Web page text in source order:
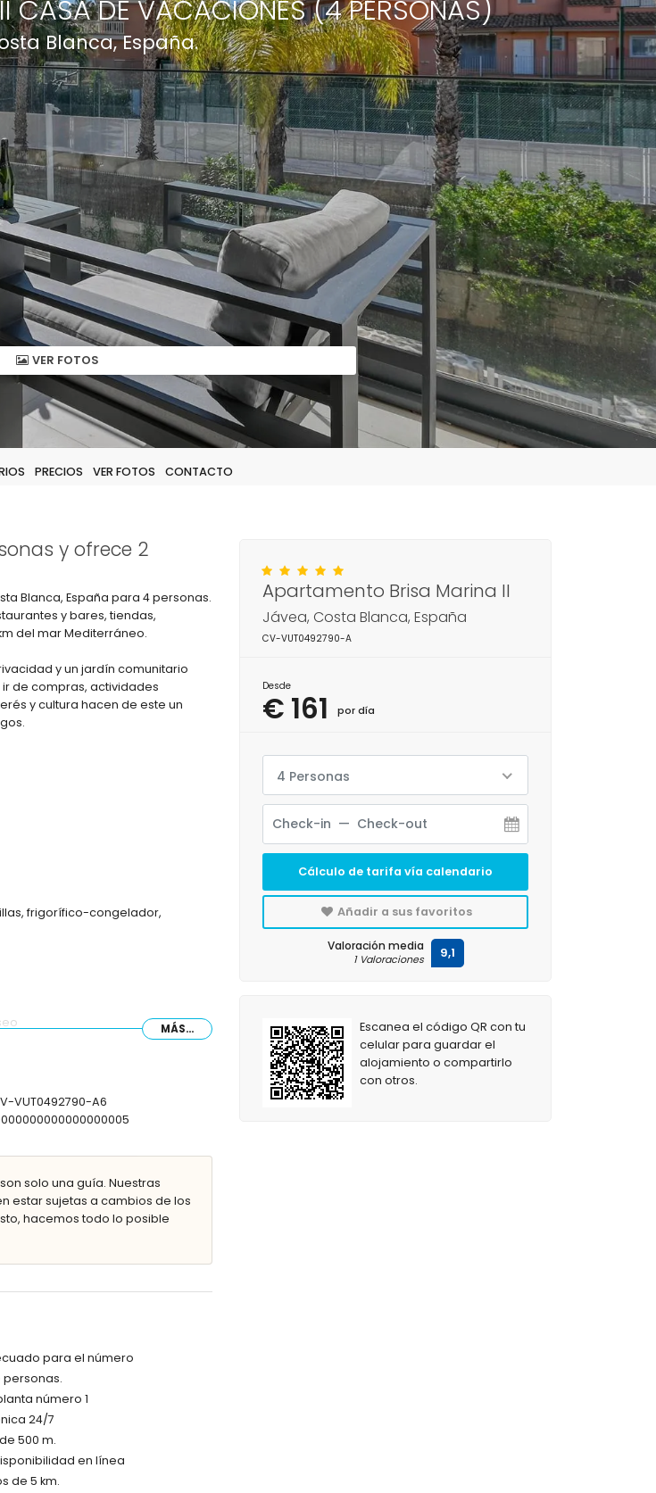
CASA DE VACACIONES (4 PERSONAS)
Blanca, España.
VER FOTOS
PRECIOS VER FOTOS CONTACTO
y ofrece 2
Blanca, España para 4 personas.
y bares, tiendas,
del mar Mediterráneo.
y un jardín comunitario
de compras, actividades
y cultura hacen de este un
frigorífico-congelador,
distancia)
MÁS...
VUT0492790-A6
solo una guía. Nuestras
estar sujetas a cambios de los
hacemos todo lo posible
para el número
número 1
24/7
500 m.
en línea
de 5 km.
Apartamento Brisa Marina II
Jávea, Costa Blanca, España
CV-VUT0492790-A
Desde
€ 161 por día
4 Personas
Cálculo de tarifa vía calendario
Añadir a sus favoritos
Valoración media
1 Valoraciones 9,1
Escanea el código QR con tu
celular para guardar el
alojamiento o compartirlo
con otros.